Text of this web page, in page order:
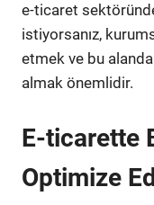
e-ticaret
istiyorsanız,
etmek ve bu
almak önemlidir.
E-ticarette
Optimize